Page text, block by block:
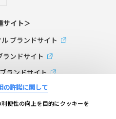
サイト＞
ブランドサイト
ランドサイト
ランドサイト
）ブランドサイト
ブランドサイト
の許諾に関して
便性の向上を目的にクッキーを